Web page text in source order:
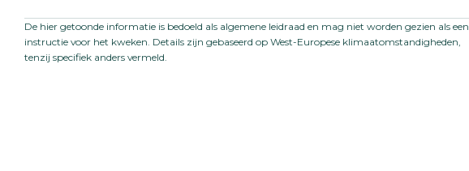
Startmateriaal: Gecoat zaad Zaad
Zaaiperiode:
Voorjaar
Teeltduur tot jonge plant:
De hier getoonde informatie is bedoeld als algemene leidraad en mag niet worden gezien als een
instructie voor het kweken. Details zijn gebaseerd op West-Europese klimaatomstandigheden,
tenzij specifiek anders vermeld.